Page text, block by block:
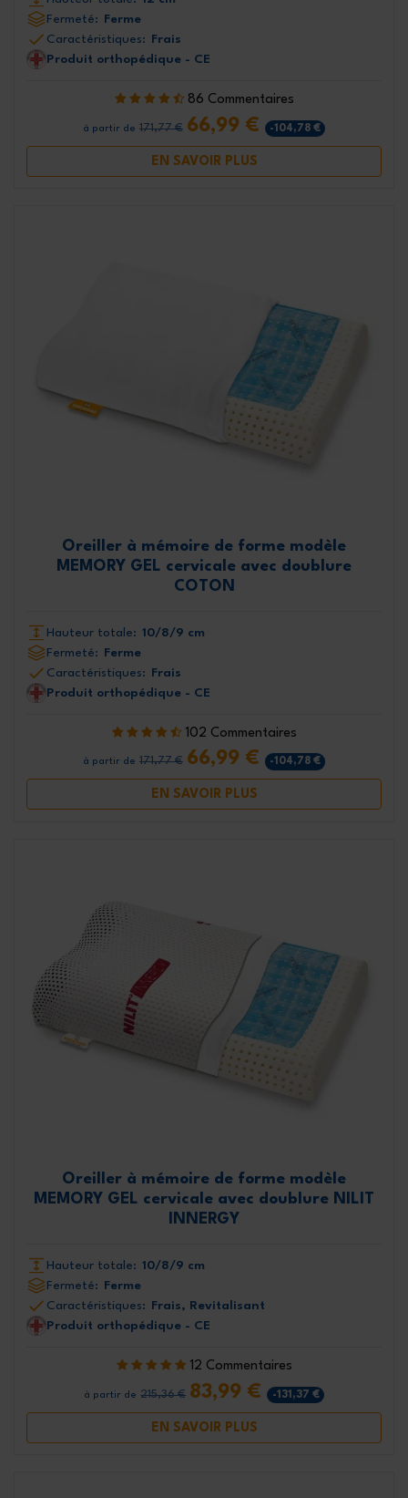
Fermeté:
Ferme
Caractéristiques:
Frais
Produit orthopédique - CE
86 Commentaires
à partir de 171,77 € 66,99 € -104,78 €
EN SAVOIR PLUS
Oreiller à mémoire de forme modèle
MEMORY GEL cervicale avec doublure
COTON
Hauteur totale: 10/8/9 cm
Fermeté: Ferme
Caractéristiques: Frais
Produit orthopédique - CE
102 Commentaires
à partir de 171,77 € 66,99 € -104,78 €
EN SAVOIR PLUS
Oreiller à mémoire de forme modèle
MEMORY GEL cervicale avec doublure NILIT
INNERGY
Hauteur totale: 10/8/9 cm
Fermeté:
Ferme
Caractéristiques:
Frais, Revitalisant
Produit orthopédique - CE
12 Commentaires
à partir de 215,36 € 83,99 € -131,37 €
EN SAVOIR PLUS